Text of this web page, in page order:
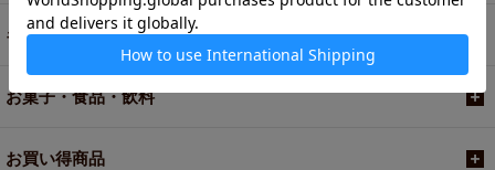
ギフト
お菓子・食品・飲料
お買い得商品